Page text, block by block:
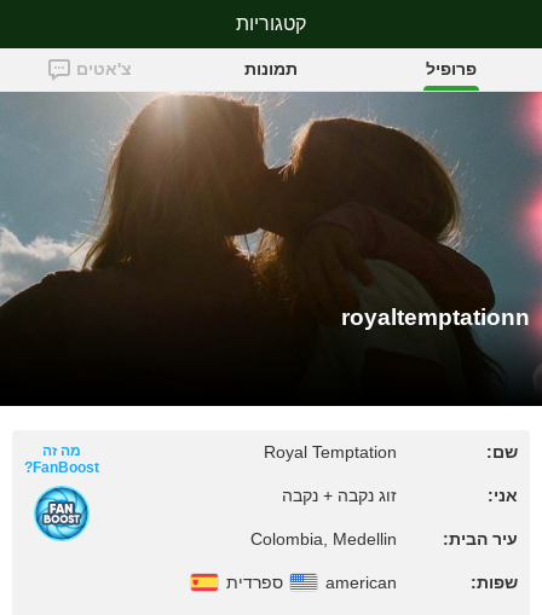
royaltemptationn
פרופיל תמונות צ'אטים
royaltemptationn
שם: Royal Temptation
אני: זוג נקבה + נקבה
עיר הבית: Colombia, Medellin
שפות: american ספרדית
מה זה
FanBoost?
קטגוריות